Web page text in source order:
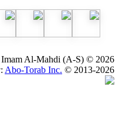
Foundation of Imam Al-
Powered By:Abo-Torab Inc.